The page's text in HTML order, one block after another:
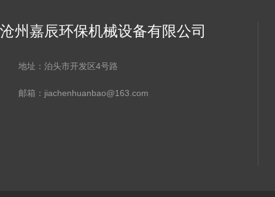
沧州嘉辰环保机械设备有限公司
地址：泊头市开发区4号路
邮箱：jiachenhuanbao@163.com